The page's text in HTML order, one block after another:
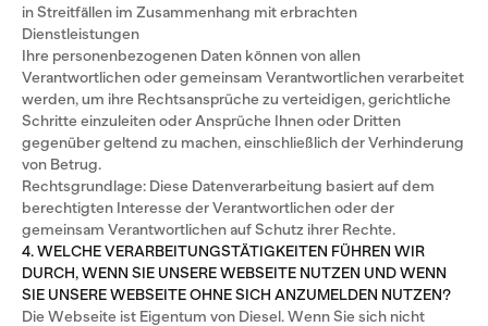
in Streitfällen im Zusammenhang mit erbrachten
Dienstleistungen
Ihre personenbezogenen Daten können von allen
Verantwortlichen oder gemeinsam Verantwortlichen verarbeitet
werden, um ihre Rechtsansprüche zu verteidigen, gerichtliche
Schritte einzuleiten oder Ansprüche Ihnen oder Dritten
gegenüber geltend zu machen, einschließlich der Verhinderung
von Betrug.
Rechtsgrundlage: Diese Datenverarbeitung basiert auf dem
berechtigten Interesse der Verantwortlichen oder der
gemeinsam Verantwortlichen auf Schutz ihrer Rechte.
4. WELCHE VERARBEITUNGSTÄTIGKEITEN FÜHREN WIR
DURCH, WENN SIE UNSERE WEBSEITE NUTZEN UND WENN
SIE UNSERE WEBSEITE OHNE SICH ANZUMELDEN NUTZEN?
Die Webseite ist Eigentum von Diesel. Wenn Sie sich nicht